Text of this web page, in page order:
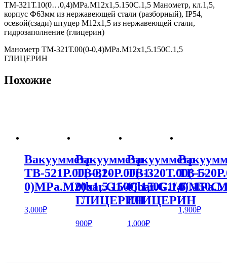
ТМ-321Т.10(0…0,4)MPa.М12х1,5.150С.1,5 Манометр, кл.1,5,
корпус Ф63мм из нержавеющей стали (разборный), IP54,
осевой(сзади) штуцер М12х1,5 из нержавеющей стали,
гидрозаполнение (глицерин)
Манометр ТМ-321Т.00(0-0,4)MPa.М12х1,5.150С.1,5
ГЛИЦЕРИН
Похожие
Вакуумметр
ТВ-521Р.00(-0,1-
0)MPa.М20х1,5.150С.1,0
3,000₽
Вакуумметр
ТВ-320Р.00(-1-
0)bar.G1/4″.150С.1,5
ГЛИЦЕРИН
900₽
Вакуумметр
ТВ-320Т.00(-1-
0)bar.G1/
ГЛИЦЕРИН
1,000₽
ТВ-
1,900₽